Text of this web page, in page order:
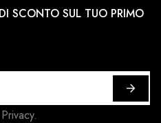
SCONTO SUL TUO PRIMO